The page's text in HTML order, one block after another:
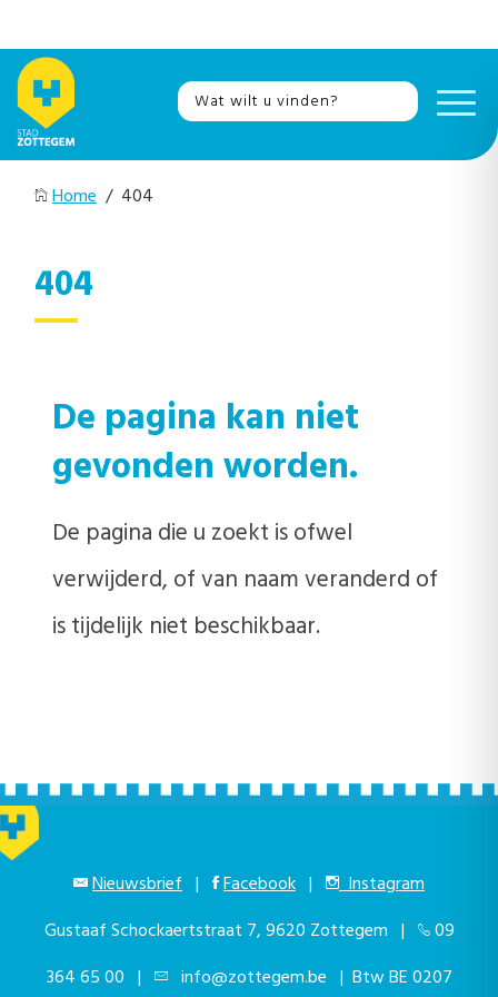
Home / 404
404
De pagina kan niet
gevonden worden.
De pagina die u zoekt is ofwel
verwijderd, of van naam veranderd of
is tijdelijk niet beschikbaar.
Nieuwsbrief | Facebook |
Instagram
Gustaaf Schockaertstraat 7, 9620 Zottegem |
09
364 65 00 | info@zottegem.be | Btw BE 0207